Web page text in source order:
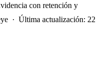
con retención y
· Última actualización: 22